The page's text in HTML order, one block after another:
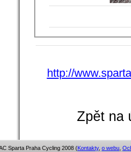
http://
Zpět na
Sparta Praha Cycling 2008 (Kontakty, o webu